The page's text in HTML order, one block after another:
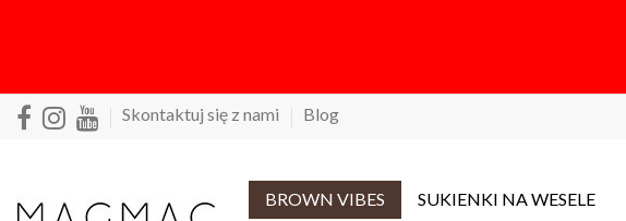
Skontaktuj się z nami Blog
BROWN VIBES SUKIENKI NA WESELE